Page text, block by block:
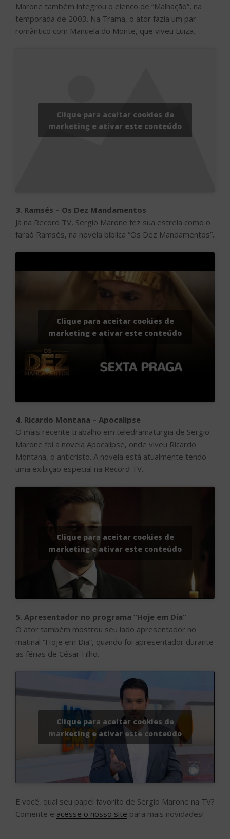
Marone também integrou o elenco de “Malhação”, na
temporada de 2003. Na Trama, o ator fazia um par
romântico com Manuela do Monte, que viveu Luiza.
Clique para aceitar cookies de
marketing e ativar este conteúdo
3. Ramsés – Os Dez Mandamentos
Já na Record TV, Sergio Marone fez sua estreia como o
faraó Ramsés, na novela bíblica “Os Dez Mandamentos”.
Clique para aceitar cookies de
marketing e ativar este conteúdo
4. Ricardo Montana – Apocalipse
O mais recente trabalho em teledramaturgia de Sergio
Marone foi a novela Apocalipse, onde viveu Ricardo
Montana, o anticristo. A novela está atualmente tendo
uma exibição especial na Record TV.
Clique para aceitar cookies de
marketing e ativar este conteúdo
5. Apresentador no programa “Hoje em Dia”
O ator também mostrou seu lado apresentador no
matinal “Hoje em Dia”, quando foi apresentador durante
as férias de César Filho.
Clique para aceitar cookies de
marketing e ativar este conteúdo
E você, qual seu papel favorito de Sergio Marone na TV?
Comente e acesse o nosso site para mais novidades!